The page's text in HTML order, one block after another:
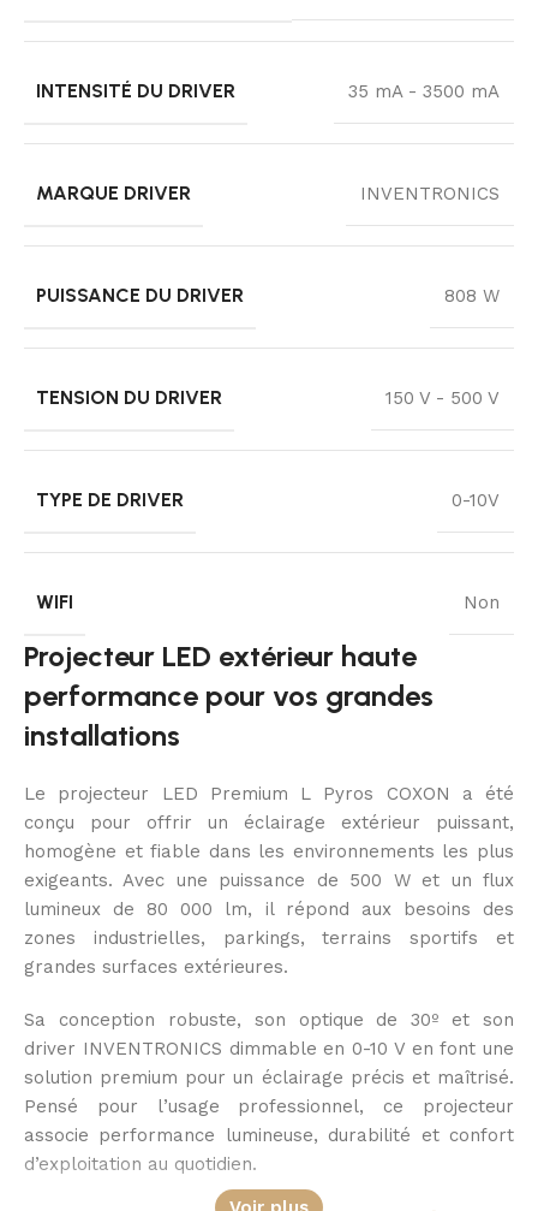
INTENSITÉ DU DRIVER 35 mA - 3500 mA
MARQUE DRIVER INVENTRONICS
PUISSANCE DU DRIVER 808 W
TENSION DU DRIVER 150 V - 500 V
TYPE DE DRIVER 0-10V
WIFI Non
Projecteur LED extérieur haute
performance pour vos grandes
installations
Le projecteur LED Premium L Pyros COXON a été
conçu pour offrir un éclairage extérieur puissant,
homogène et fiable dans les environnements les plus
exigeants. Avec une puissance de 500 W et un flux
lumineux de 80 000 lm, il répond aux besoins des
zones industrielles, parkings, terrains sportifs et
grandes surfaces extérieures.
Sa conception robuste, son optique de 30º et son
driver INVENTRONICS dimmable en 0-10 V en font une
solution premium pour un éclairage précis et maîtrisé.
Pensé pour l’usage professionnel, ce projecteur
associe performance lumineuse, durabilité et confort
d’exploitation au quotidien.